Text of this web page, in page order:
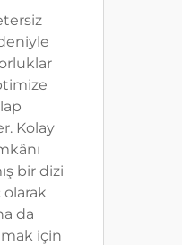
Kolay
bir dizi
olarak
da
için